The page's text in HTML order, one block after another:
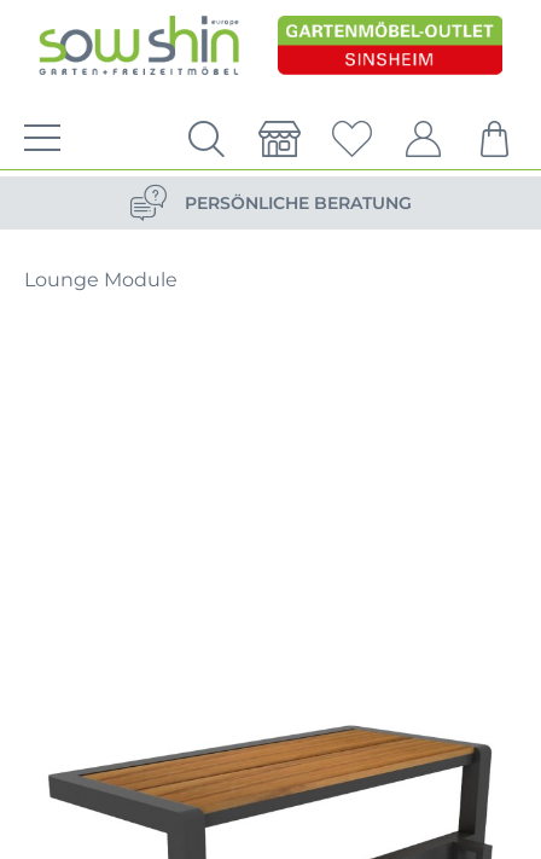
VERSANDKOSTENFREIE LIEFERUNG
PERSÖNLICHE BERATUNG
Lounge Module